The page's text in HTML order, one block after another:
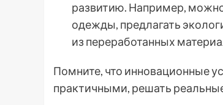
развитию. Например, можно
одежды, предлагать
из переработанных
Помните, что инновационные
практичными, решать